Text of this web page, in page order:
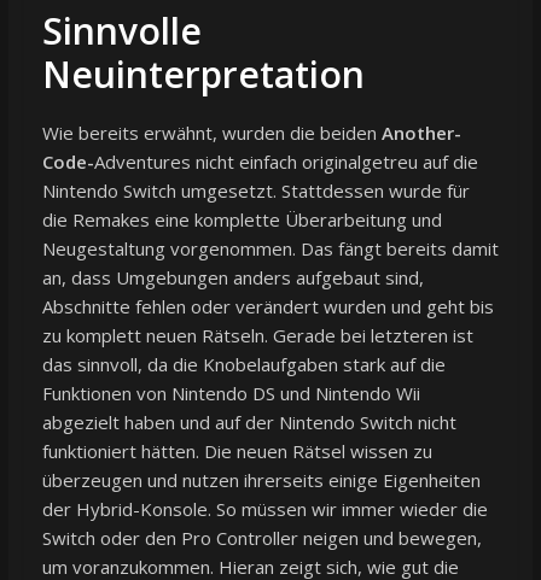
Sinnvolle
Neuinterpretation
Wie bereits erwähnt, wurden die beiden Another-
Code-Adventures nicht einfach originalgetreu auf die
Nintendo Switch umgesetzt. Stattdessen wurde für
die Remakes eine komplette Überarbeitung und
Neugestaltung vorgenommen. Das fängt bereits damit
an, dass Umgebungen anders aufgebaut sind,
Abschnitte fehlen oder verändert wurden und geht bis
zu komplett neuen Rätseln. Gerade bei letzteren ist
das sinnvoll, da die Knobelaufgaben stark auf die
Funktionen von Nintendo DS und Nintendo Wii
abgezielt haben und auf der Nintendo Switch nicht
funktioniert hätten. Die neuen Rätsel wissen zu
überzeugen und nutzen ihrerseits einige Eigenheiten
der Hybrid-Konsole. So müssen wir immer wieder die
Switch oder den Pro Controller neigen und bewegen,
um voranzukommen. Hieran zeigt sich, wie gut die